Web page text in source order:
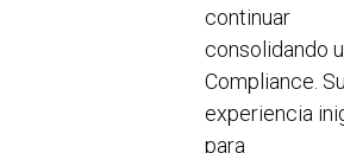
continuar
consolidando
Compliance. Su
experiencia
para